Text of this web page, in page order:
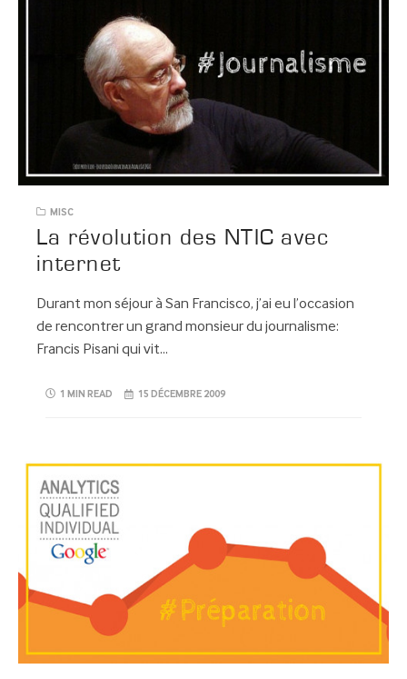
MISC
La révolution des NTIC avec
internet
Durant mon séjour à San Francisco, j’ai eu l’occasion
de rencontrer un grand monsieur du journalisme:
Francis Pisani qui vit…
1 MIN READ 15 DÉCEMBRE 2009